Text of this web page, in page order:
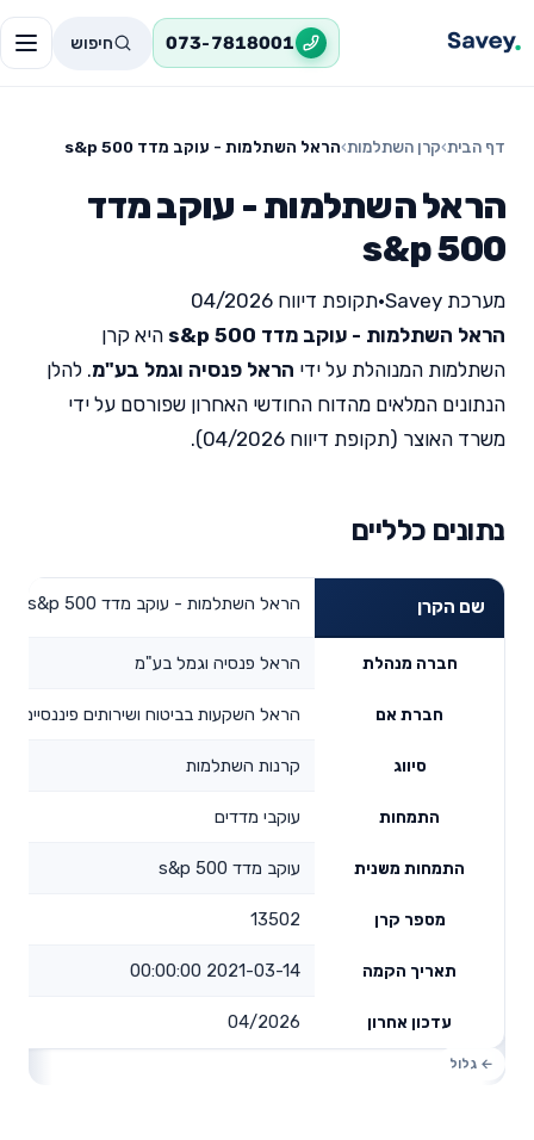
073-7818001 חיפוש
דף הבית›קרן השתלמות›הראל השתלמות - עוקב מדד s&p 500
הראל השתלמות - עוקב מדד
s&p 500
מערכת Savey •תקופת דיווח 04/2026
הראל השתלמות - עוקב מדד s&p 500
היא קרן
השתלמות המנוהלת על ידי הראל פנסיה וגמל בע"מ. להלן
הנתונים המלאים מהדוח החודשי האחרון שפורסם על ידי
משרד האוצר (תקופת דיווח 04/2026).
נתונים כלליים
שם הקרן הראל השתלמות - עוקב מדד s&p 500
חברה מנהלת הראל פנסיה וגמל בע"מ
חברת אם הראל השקעות בביטוח ושירותים פיננסיים
סיווג קרנות השתלמות
התמחות עוקבי מדדים
התמחות משנית עוקב מדד s&p 500
מספר קרן 13502
תאריך הקמה 2021-03-14 00:00:00
עדכון אחרון 04/2026